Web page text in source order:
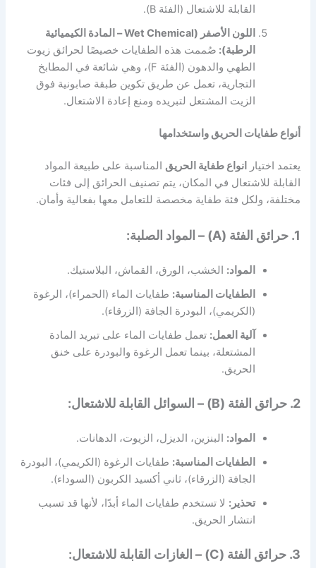
القابلة للاشتعال (الفئة B).
اللون الأصفر (Wet Chemical – المادة الكيميائية
الرطبة): صُممت هذه الطفايات خصيصًا لحرائق زيوت
الطهي والدهون (الفئة F)، وهي شائعة في المطابخ
التجارية، تعمل عن طريق تكوين طبقة صابونية فوق
الزيت المشتعل لتبريده ومنع إعادة الاشتعال.
أنواع طفايات الحريق واستخدامها
يعتمد اختيار انواع طفاية الحريق المناسبة على طبيعة المواد
القابلة للاشتعال في المكان، يتم تصنيف الحرائق إلى فئات
مختلفة، ولكل فئة طفاية مخصصة للتعامل معها بفعالية وأمان.
1. حرائق الفئة (A) – المواد الصلبة:
المواد: الخشب، الورق، القماش، البلاستيك.
الطفايات المناسبة: طفايات الماء (الحمراء)، الرغوة
(الكريمي)، البودرة الجافة (الزرقاء).
آلية العمل: تعمل طفايات الماء على تبريد المادة
المشتعلة، بينما تعمل الرغوة والبودرة على خنق
الحريق.
2. حرائق الفئة (B) – السوائل القابلة للاشتعال:
المواد: البنزين، الديزل، الزيوت، الدهانات.
الطفايات المناسبة: طفايات الرغوة (الكريمي)، البودرة
الجافة (الزرقاء)، ثاني أكسيد الكربون (السوداء).
تحذير: لا تستخدم طفايات الماء أبدًا، لأنها قد تسبب
انتشار الحريق.
3. حرائق الفئة (C) – الغازات القابلة للاشتعال: